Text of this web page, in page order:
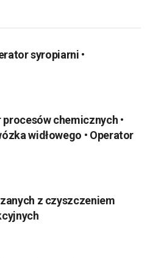
syropiarni •
procesów chemicznych •
widłowego • Operator
z czyszczeniem